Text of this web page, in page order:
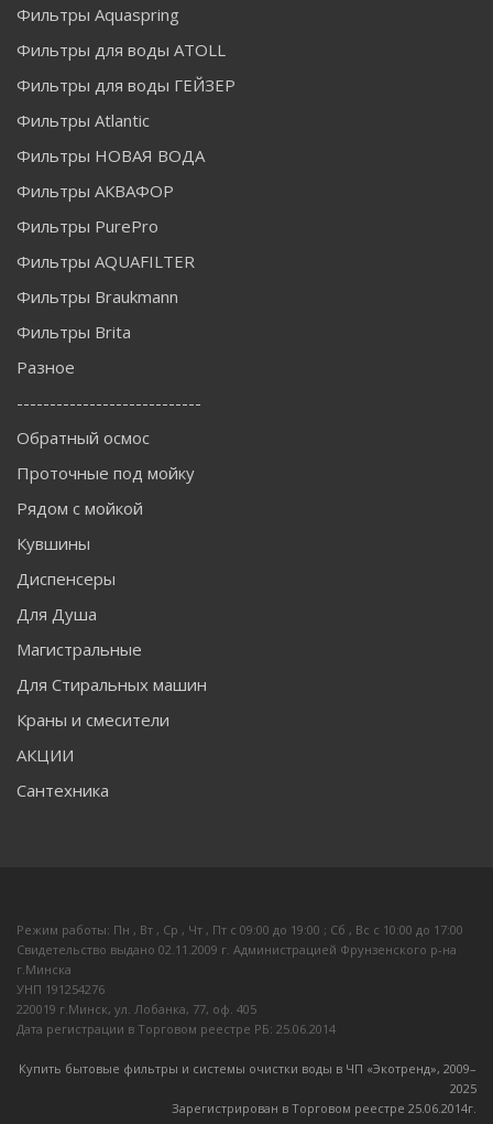
Фильтры Aquaspring
Фильтры для воды ATOLL
Фильтры для воды ГЕЙЗЕР
Фильтры Atlantic
Фильтры НОВАЯ ВОДА
Фильтры АКВАФОР
Фильтры PurePro
Фильтры AQUAFILTER
Фильтры Braukmann
Фильтры Brita
Разное
----------------------------
Обратный осмос
Проточные под мойку
Рядом с мойкой
Кувшины
Диспенсеры
Для Душа
Магистральные
Для Стиральных машин
Краны и смесители
АКЦИИ
Сантехника
Режим работы: Пн , Вт , Ср , Чт , Пт c 09:00 до 19:00 ; Сб , Вс c 10:00 до 17:00
Свидетельство выдано 02.11.2009 г. Администрацией Фрунзенского р-на
г.Минска
УНП 191254276
220019 г.Минск, ул. Лобанка, 77, оф. 405
Дата регистрации в Торговом реестре РБ: 25.06.2014
Купить бытовые фильтры и системы очистки воды в ЧП «Экотренд», 2009–
2025
Зарегистрирован в Торговом реестре 25.06.2014г.